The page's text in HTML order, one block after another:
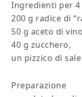
Ingredienti per 4
200 g radice di
50 g aceto di
40 g zucchero,
un pizzico di sale
Preparazione